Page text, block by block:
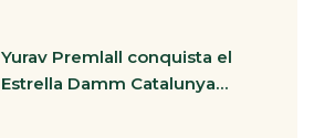
Yurav Premlall conquista el
Estrella Damm Catalunya…